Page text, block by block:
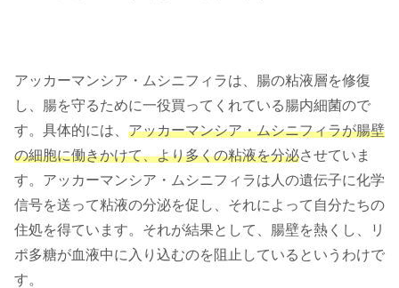
アッカーマンシア・ムシニフィラは、腸の粘液層を修復
し、腸を守るために一役買ってくれている腸内細菌ので
す。具体的には、 アッカーマンシア・ムシニフィラが腸壁
の細胞に働きかけて、より多くの粘液を分泌させていま
す。アッカーマンシア・ムシニフィラは人の遺伝子に化学
信号を送って粘液の分泌を促し、それによって自分たちの
住処を得ています。それが結果として、腸壁を熱くし、リ
ポ多糖が血液中に入り込むのを阻止しているというわけで
す。